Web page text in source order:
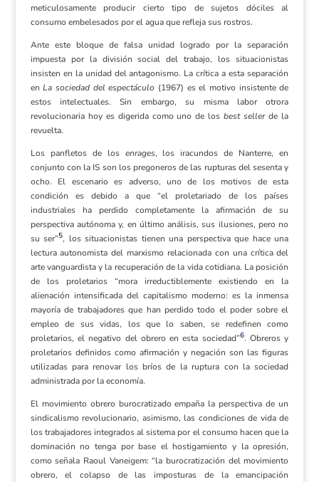
meticulosamente producir cierto tipo de sujetos dóciles al
consumo embelesados por el agua que refleja sus rostros.
Ante este bloque de falsa unidad logrado por la separación
impuesta por la división social del trabajo, los situacionistas
insisten en la unidad del antagonismo. La crítica a esta separación
enLa sociedad del espectáculo (1967) es el motivo insistente de
estos intelectuales. Sin embargo, su misma labor otrora
revolucionaria hoy es digerida como uno de losbest sellerde la
revuelta.
Los panfletos de los enrages, los iracundos de Nanterre, en
conjunto con la IS son los pregoneros de las rupturas del sesenta y
ocho. El escenario es adverso, uno de los motivos de esta
condición es debido a que “el proletariado de los países
industriales ha perdido completamente la afirmación de su
perspectiva autónoma y, en último análisis, sus ilusiones, pero no
su ser”5, los situacionistas tienen una perspectiva que hace una
lectura autonomista del marxismo relacionada con una crítica del
arte vanguardista y la recuperación de la vida cotidiana. La posición
de los proletarios “mora irreductiblemente existiendo en la
alienación intensificada del capitalismo moderno: es la inmensa
mayoría de trabajadores que han perdido todo el poder sobre el
empleo de sus vidas, los que lo saben, se redefinen como
proletarios, el negativo del obrero en esta sociedad”6. Obreros y
proletarios definidos como afirmación y negación son las figuras
utilizadas para renovar los bríos de la ruptura con la sociedad
administrada por la economía.
El movimiento obrero burocratizado empaña la perspectiva de un
sindicalismo revolucionario, asimismo, las condiciones de vida de
los trabajadores integrados al sistema por el consumo hacen que la
dominación no tenga por base el hostigamiento y la opresión,
como señala Raoul Vaneigem: “la burocratización del movimiento
obrero, el colapso de las imposturas de la emancipación